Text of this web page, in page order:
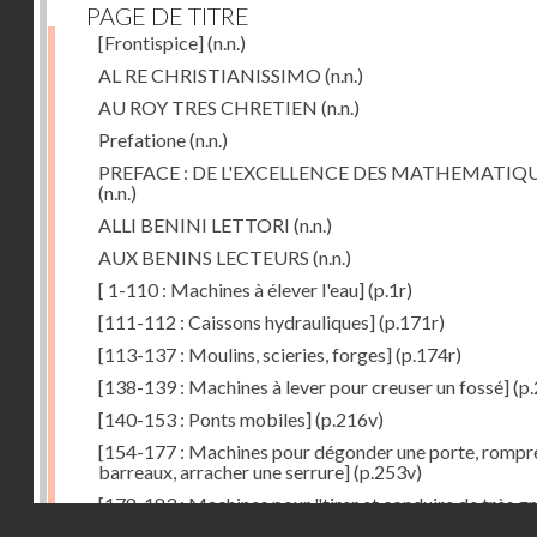
PAGE DE TITRE
[Frontispice](n.n.)
AL RE CHRISTIANISSIMO (n.n.)
AU ROY TRES CHRETIEN (n.n.)
Prefatione(n.n.)
PREFACE : DE L'EXCELLENCE DES
(n.n.)
ALLI BENINI LETTORI (n.n.)
AUX BENINS LECTEURS (n.n.)
[ 1-110 : Machines à élever l'eau](p.1r)
[111-112 : Caissons hydrauliques](p.171r)
[113-137 : Moulins, scieries, forges](p.174r)
[138-139 : Machines à lever pour creuser un fossé]
[140-153 : Ponts mobiles](p.216v)
[154-177 : Machines pour dégonder une porte,
barreaux, arracher une serrure](p.253v)
[178-183 : Machines pour "tirer et conduire de très